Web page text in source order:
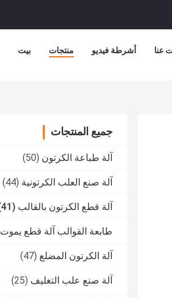
بيت منتجات أشرطة فيديو عنا
جميع المنتجات
آلة طباعة الكرتون (50)
آلة صنع العلب الكرتونية (44)
آلة قطع الكرتون بالقالب (41)
طابعة القوالب آلة قطع يموت
آلة الكرتون المضلع (47)
آلة صنع علب التغليف (25)